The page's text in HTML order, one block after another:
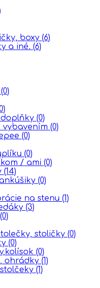
boxy (6)
a iné. (6)
(0)
doplňky (0)
vybavením (0)
(0)
(0)
/ ami (0)
(14)
(0)
na stenu (1)
(3)
(0)
stoličky (0)
(0)
(0)
ohrádky (1)
(1)